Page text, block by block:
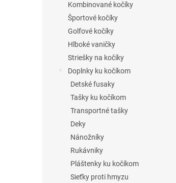
Kombinované kočíky
Športové kočíky
Golfové kočíky
Hlboké vaničky
Striešky na kočíky
Doplnky ku kočíkom
Detské fusaky
Tašky ku kočíkom
Transportné tašky
Deky
Nánožníky
Rukávniky
Pláštenky ku kočíkom
Sieťky proti hmyzu